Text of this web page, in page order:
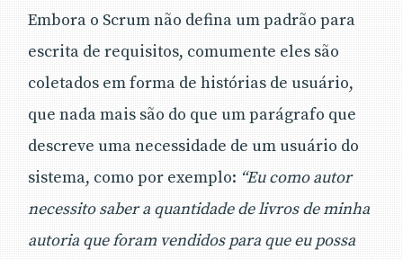
Embora o Scrum não defina um padrão para
escrita de requisitos, comumente eles são
coletados em forma de histórias de usuário,
que nada mais são do que um parágrafo que
descreve uma necessidade de um usuário do
sistema, como por exemplo: “Eu como autor
necessito saber a quantidade de livros de minha
autoria que foram vendidos para que eu possa